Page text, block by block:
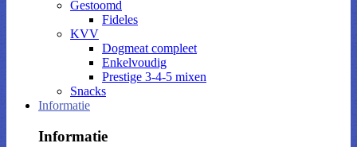
Gestoomd
Fideles
KVV
Dogmeat compleet
Enkelvoudig
Prestige 3-4-5 mixen
Snacks
Informatie
Informatie